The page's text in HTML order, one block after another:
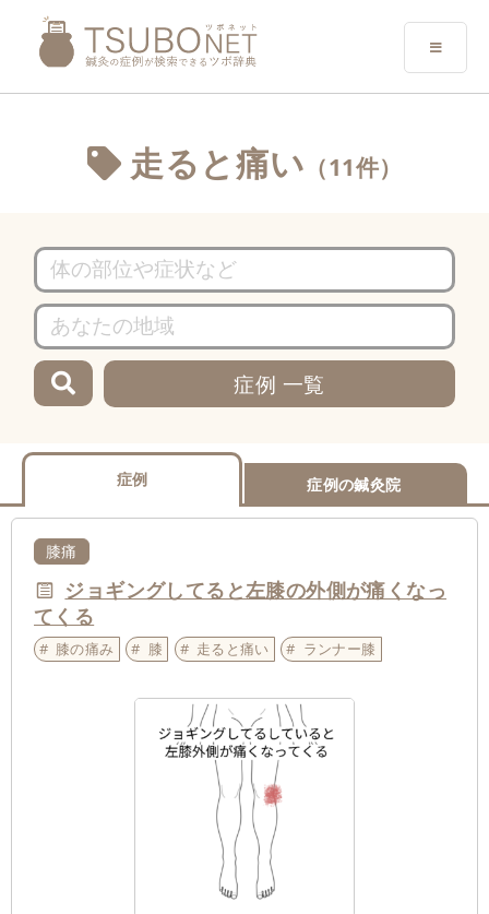
走ると痛い （11件）
症例 一覧
症例 症例の鍼灸院
膝痛
ジョギングしてると左膝の外側が痛くなっ
てくる
膝の痛み 膝 走ると痛い ランナー膝